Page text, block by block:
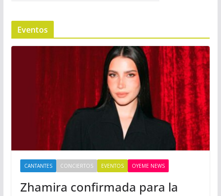
Eventos
CANTANTES CONCIERTOS EVENTOS OYEME NEWS
Zhamira confirmada para la